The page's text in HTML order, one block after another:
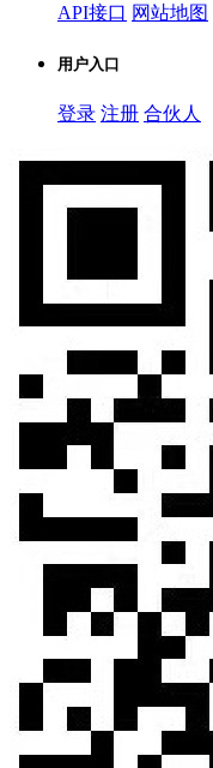
API接口 网站地图
用户入口
登录 注册 合伙人